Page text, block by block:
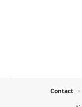
Contact